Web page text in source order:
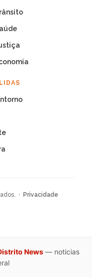
· Privacidade
News— noticias